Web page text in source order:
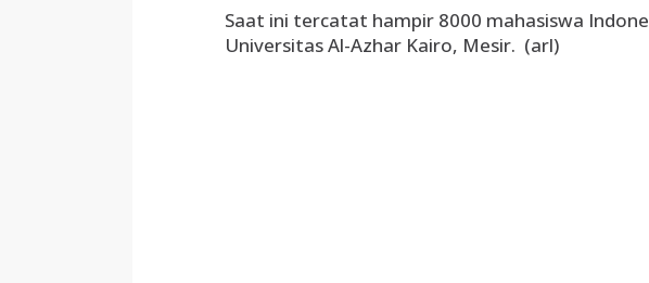
Saat ini tercatat hampir 8000 mahasiswa
Universitas Al-Azhar Kairo, Mesir.​ (arl)